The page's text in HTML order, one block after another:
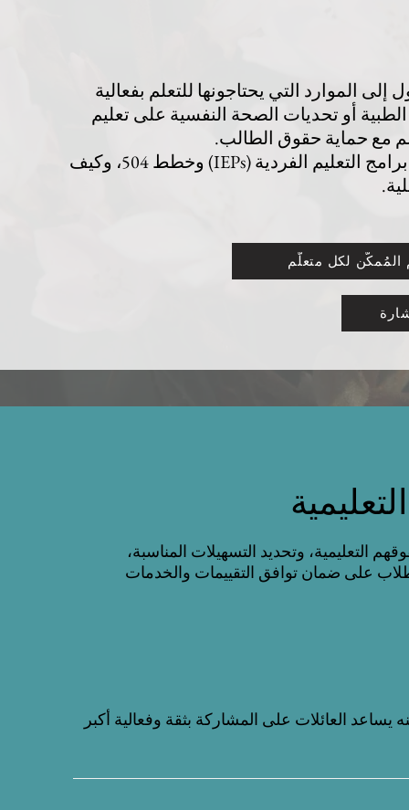
الموارد التي يحتاجونها للتعلم بفعالية
أو تحديات الصحة النفسية على تعليم
مع حماية حقوق الطالب.
تشرح هذه الصفحة أنواع الدعم الأكاديمي المتاح، بما في ذلك برامج التعليم الفردية (IEPs) وخطط 504، وكيف
لكل متعلّم
وتحديد التسهيلات المناسبة،
على ضمان توافق التقييمات والخدمات
العائلات على المشاركة بثقة وفعالية أكبر